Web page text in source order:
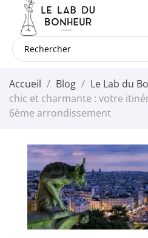
Accueil Blog Le Lab du
chic et charmante : votre
6ème arrondissement